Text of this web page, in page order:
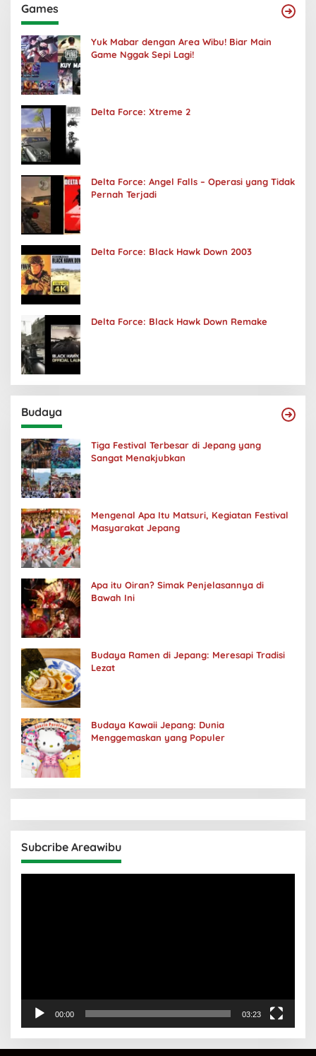
Games
Yuk Mabar dengan Area Wibu! Biar Main
Game Nggak Sepi Lagi!
Delta Force: Xtreme 2
Delta Force: Angel Falls – Operasi yang Tidak
Pernah Terjadi
Delta Force: Black Hawk Down 2003
Delta Force: Black Hawk Down Remake
Budaya
Tiga Festival Terbesar di Jepang yang
Sangat Menakjubkan
Mengenal Apa Itu Matsuri, Kegiatan Festival
Masyarakat Jepang
Apa itu Oiran? Simak Penjelasannya di
Bawah Ini
Budaya Ramen di Jepang: Meresapi Tradisi
Lezat
Budaya Kawaii Jepang: Dunia
Menggemaskan yang Populer
Subcribe Areawibu
00:00 03:23